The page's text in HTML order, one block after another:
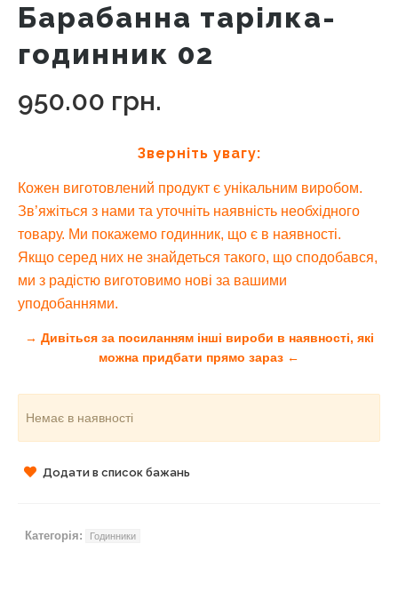
Барабанна тарілка-
годинник 02
950.00 грн.
Зверніть увагу:
Кожен виготовлений продукт є унікальним виробом.
Зв’яжіться з нами та уточніть наявність необхідного
товару. Ми покажемо годинник, що є в наявності.
Якщо серед них не знайдеться такого, що сподобався,
ми з радістю виготовимо нові за вашими
уподобаннями.
→ Дивіться за посиланням інші вироби в наявності, які
можна придбати прямо зараз ←
Немає в наявності
Додати в список бажань
Категорія: Годинники